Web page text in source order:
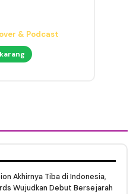
& Detail
Akhirnya Tiba di Indonesia,
Wujudkan Debut Bersejarah